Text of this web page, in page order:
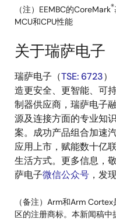
（注）EEMBC的CoreMark®
MCU和CPU性能
关于瑞萨电子
瑞萨电子（TSE: 6723）
造更安全、更智能、可
制器供应商，瑞萨电子
源及连接方面的专业知
案。成功产品组合加速
应用上市，赋能数十亿
生活方式。更多信息，
萨电子微信公众号 ，发
（备注）Arm和Arm
区的注册商标。本新闻稿